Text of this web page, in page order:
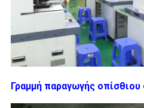
Γραμμή παραγωγής